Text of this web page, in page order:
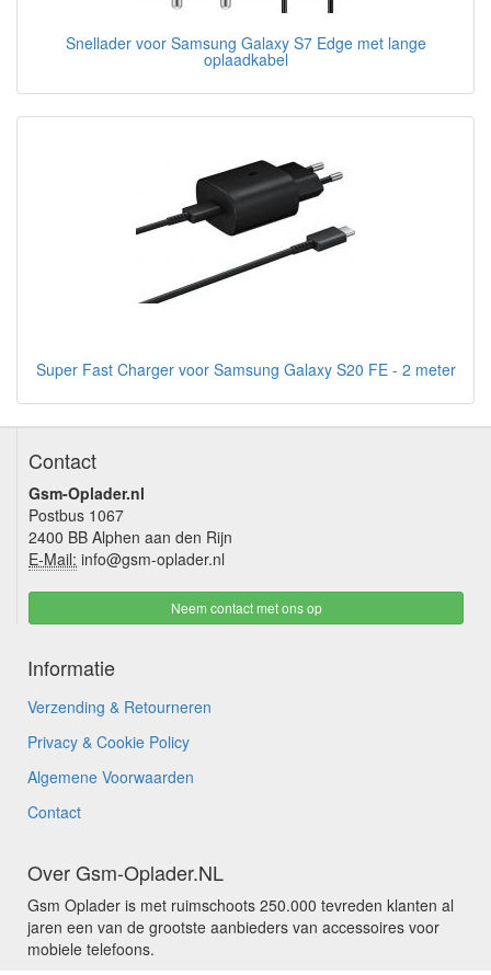
Snellader voor Samsung Galaxy S7 Edge met lange
oplaadkabel
Super Fast Charger voor Samsung Galaxy S20 FE - 2 meter
Contact
Gsm-Oplader.nl
Postbus 1067
2400 BB Alphen aan den Rijn
E-Mail: info@gsm-oplader.nl
Neem contact met ons op
Informatie
Verzending & Retourneren
Privacy & Cookie Policy
Algemene Voorwaarden
Contact
Over Gsm-Oplader.NL
Gsm Oplader is met ruimschoots 250.000 tevreden klanten al
jaren een van de grootste aanbieders van accessoires voor
mobiele telefoons.